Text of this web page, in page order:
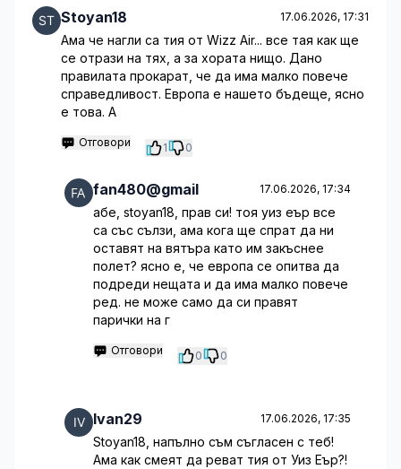
Stoyan18 17.06.2026, 17:31
Ама че нагли са тия от Wizz Air... все тая как ще
се отрази на тях, а за хората нищо. Дано
правилата прокарат, че да има малко повече
справедливост. Европа е нашето бъдеще, ясно
е това. А
Отговори 1 0
fan480@gmail 17.06.2026, 17:34
абе, stoyan18, прав си! тоя уиз еър все
са със сълзи, ама кога ще спрат да ни
оставят на вятъра като им закъснее
полет? ясно е, че европа се опитва да
подреди нещата и да има малко повече
ред. не може само да си правят
парички на г
Отговори 0 0
Ivan29 17.06.2026, 17:35
Stoyan18, напълно съм съгласен с теб!
Ама как смеят да реват тия от Уиз Еър?!